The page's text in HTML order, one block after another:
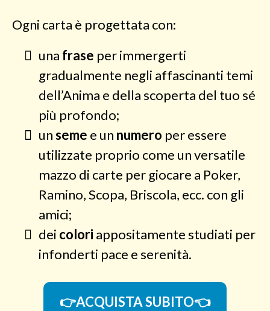
Ogni carta è progettata con:
una frase per immergerti
gradualmente negli affascinanti temi
dell’Anima e della scoperta del tuo sé
più profondo;
unseme e un numero per essere
utilizzate proprio come un versatile
mazzo di carte per giocare a Poker,
Ramino, Scopa, Briscola, ecc. con gli
amici;
dei colori appositamente studiati per
infonderti pace e serenità.
👉ACQUISTA SUBITO👈